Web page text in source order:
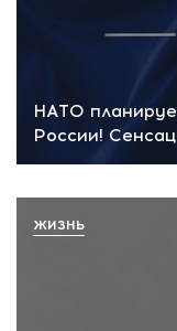
НАТО
России!
ЖИЗНЬ